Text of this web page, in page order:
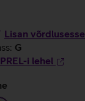
Lisan võrdlusesse
G
i lehel